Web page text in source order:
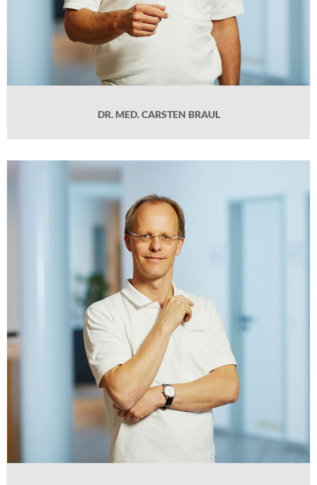
DR. MED. CARSTEN BRAUL
DR. MED. MICHAEL FASSBACH
Geb. 1975 in Solingen, Medizinstudium in Düsseldorf, Promotion im Bereich der
Kardiologie, Facharztausbildung Innere Medizin, Kardiologie und
Intensivmedizin im Universitätsklinikum Düsseldorf (2002-2004) und Städt.
Klinikum Solingen (2004-2011), 2011-2014 Internistische Gemeinschaftspraxis
und Leitender Arzt der Abteilung Innere Medizin an der Paracelsus-Klinik Bad
Ems. Praxiseintritt 2015.